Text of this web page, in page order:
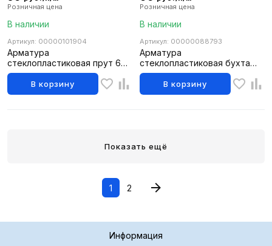
Розничная цена
В наличии
Артикул: 00000101904
Арматура
стеклопластиковая прут 6м/
ф10
В корзину
Розничная цена
В наличии
Артикул: 00000088793
Арматура
стеклопластиковая бухта
50м/ф12
В корзину
Показать ещё
1 2
Информация